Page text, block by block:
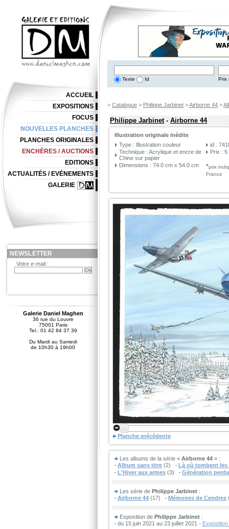
Texte Id Prix
> Catalogue > Philippe Jarbinet >Airborne 44 >
Philippe Jarbinet-Airborne 44
Illustration originale inédite
Type : Illustration couleur
Technique : Acrylique et encre de
Chine sur papier
Dimensions : 74.0 cm x 54.0 cm
id :
Prix :5
*prix
France
Planche précédente
Les albums de la série « Airborne 44 » :
Album sans titre (2)
Là où tombent
L'Hiver aux armes (3) Génération
Les série de Philippe Jarbinet :
Airborne 44 (17) Mémoires de Cendres
Exposition de Philippe Jarbinet :
du 15 juin 2021 au 23 juillet 2021 -
ACCUEIL
EXPOSITIONS
FOCUS
NOUVELLES PLANCHES
PLANCHES ORIGINALES
ENCHÈRES / AUCTIONS
EDITIONS
ACTUALITÉS / EVÉNEMENTS
GALERIE
NEWSLETTER
Votre e-mail :
Galerie Daniel Maghen
36 rue du Louvre
75001 Paris
Tel.: 01 42 84 37 39
Du Mardi au Samedi
de 10h30 à 19h00